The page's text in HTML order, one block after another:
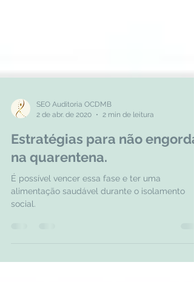
SEO Auditoria OCDMB
2 de abr. de 2020
2 min de leitura
Estratégias para não
na quarentena.